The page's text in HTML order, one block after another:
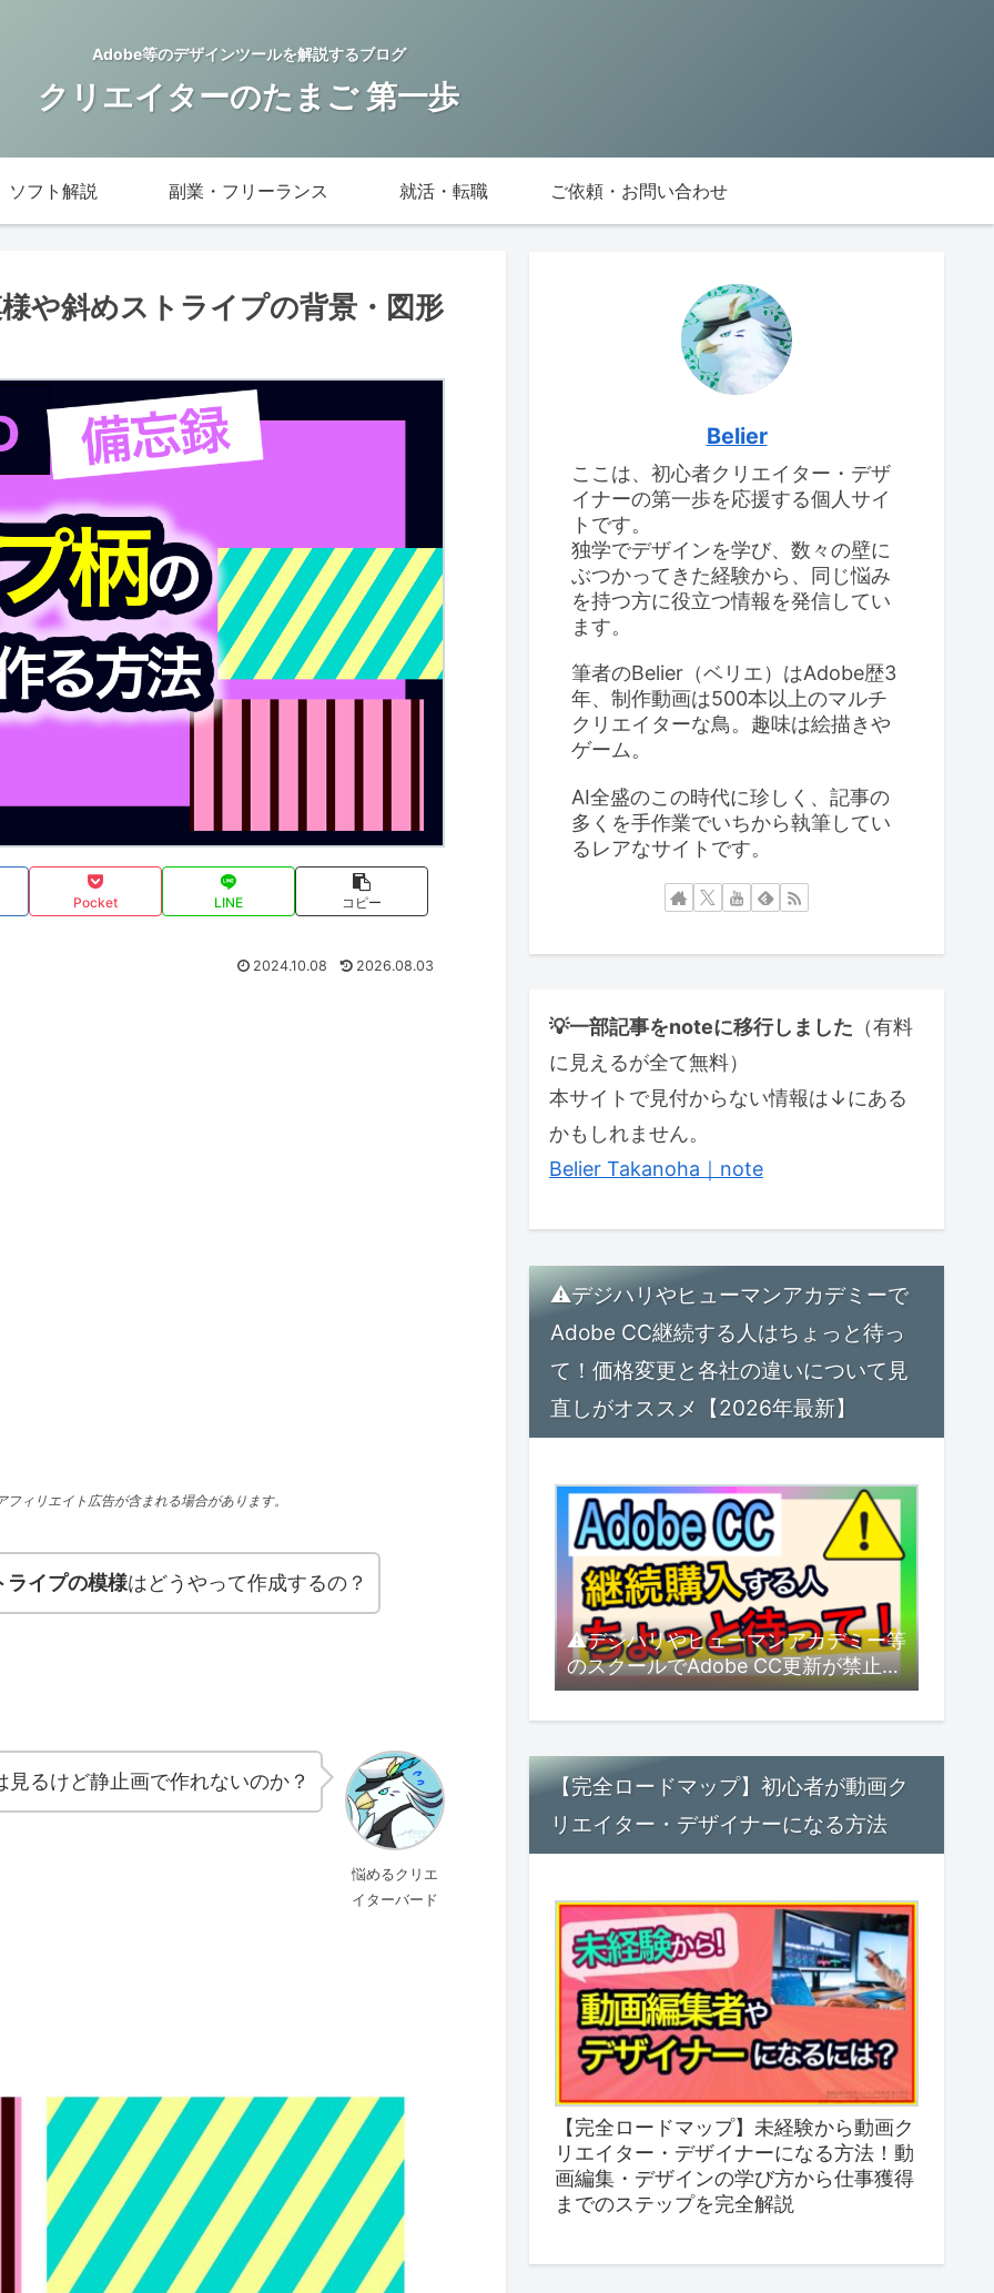
Adobe等のデザインツールを解説するブログ
クリエイターのたまご 第一歩
ソフト解説 副業・フリーランス 就活・転職 ご依頼・お問い合わせ
や斜めストライプの背景・図形
Pocket LINE コピー
2024.10.08 2026.08.03
ィリエイト広告が含まれる場合があります。
ライプの模様はどうやって作成するの？
悩めるクリエ
イターバード
るけど静止画で作れないのか？
Belier
ここは、初心者クリエイター・デザ
イナーの第一歩を応援する個人サイ
トです。
独学でデザインを学び、数々の壁に
ぶつかってきた経験から、同じ悩み
を持つ方に役立つ情報を発信してい
ます。
筆者のBelier（ベリエ）はAdobe歴3
年、制作動画は500本以上のマルチ
クリエイターな鳥。趣味は絵描きや
ゲーム。
AI全盛のこの時代に珍しく、記事の
多くを手作業でいちから執筆してい
るレアなサイトです。
💡一部記事をnoteに移行しました （有料
に見えるが全て無料）
本サイトで見付からない情報は↓にある
かもしれません。
Belier Takanoha｜note
⚠デジハリやヒューマンアカデミーで
Adobe CC継続する人はちょっと待っ
て！価格変更と各社の違いについて見
直しがオススメ【2026年最新】
⚠デジハリやヒューマンアカデミー等
のスクールでAdobe CC更新が禁止
に！？できるだけ安く更新するにはど
うすればいい？【2026年8月最新】
【完全ロードマップ】初心者が動画ク
リエイター・デザイナーになる方法
【完全ロードマップ】未経験から動画ク
リエイター・デザイナーになる方法！動
画編集・デザインの学び方から仕事獲得
までのステップを完全解説